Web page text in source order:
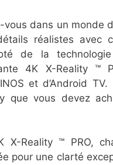
vous dans un monde
réalistes avec
de la
4K X-Reality ™
et d’Android TV.
que vous devez
X-Reality ™ PRO,
pour une clarté